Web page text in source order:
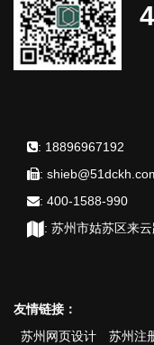
: 18896967192
:
: 400-1588-990
: 苏州市姑苏区来
友情链接：
州网页设计
苏州注册公